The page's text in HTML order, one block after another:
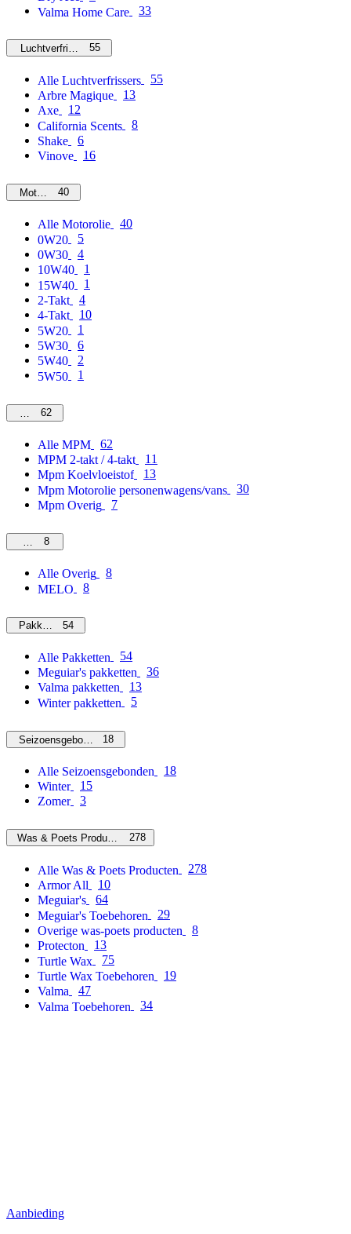
Valma Home Care
33
Luchtverfrissers55
Alle Luchtverfrissers
55
Arbre Magique
13
Axe
12
California Scents
8
Shake
6
Vinove
16
Motorolie40
Alle Motorolie
40
0W20
5
0W30
4
10W40
1
15W40
1
2-Takt
4
4-Takt
10
5W20
1
5W30
6
5W40
2
5W50
1
MPM62
Alle MPM
62
MPM 2-takt / 4-takt
11
Mpm Koelvloeistof
13
Mpm Motorolie personenwagens/vans
30
Mpm Overig
7
Overig
8
Alle Overig
8
MELO
8
Pakketten54
Alle Pakketten
54
Meguiar's pakketten
36
Valma pakketten
13
Winter pakketten
5
Seizoensgebonden18
Alle Seizoensgebonden
18
Winter
15
Zomer
3
Was & Poets Producten 278
Alle Was & Poets Producten
278
Armor All
10
Meguiar's
64
Meguiar's Toebehoren
29
Overige was-poets producten
8
Protecton
13
Turtle Wax
75
Turtle Wax Toebehoren
19
Valma
47
Valma Toebehoren
34
Aanbieding